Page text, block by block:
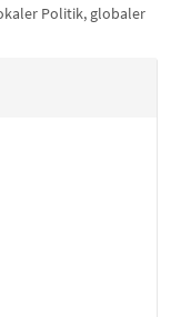
Politik, globaler